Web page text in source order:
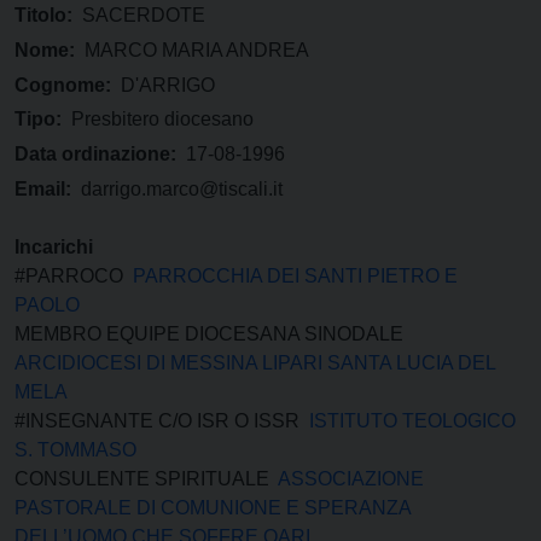
Titolo: SACERDOTE
Nome:
MARCO MARIA ANDREA
Cognome:
D'ARRIGO
Tipo:
Presbitero diocesano
Data ordinazione:
17-08-1996
Email: darrigo.marco@tiscali.it
Incarichi
#PARROCO
PARROCCHIA DEI SANTI PIETRO E
PAOLO
MEMBRO EQUIPE DIOCESANA SINODALE
ARCIDIOCESI DI MESSINA LIPARI SANTA LUCIA DEL
MELA
#INSEGNANTE C/O ISR O ISSR
ISTITUTO TEOLOGICO
S. TOMMASO
CONSULENTE SPIRITUALE ASSOCIAZIONE
PASTORALE DI COMUNIONE E SPERANZA
DELL’UOMO CHE SOFFRE OARI